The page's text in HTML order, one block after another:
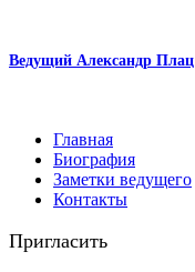
Ведущий Александр Плац
Главная
Биография
Заметки ведущего
Контакты
Пригласить